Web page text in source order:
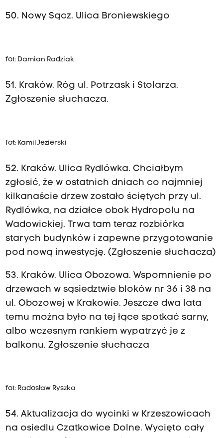
50. Nowy Sącz. Ulica Broniewskiego
fot: Damian Radziak
51. Kraków. Róg ul. Potrzask i Stolarza.
Zgłoszenie słuchacza.
fot: Kamil Jezierski
52. Kraków. Ulica Rydlówka. Chciałbym
zgłosić, że w ostatnich dniach co najmniej
kilkanaście drzew zostało ściętych przy ul.
Rydlówka, na działce obok Hydropolu na
Wadowickiej. Trwa tam teraz rozbiórka
starych budynków i zapewne przygotowanie
pod nową inwestycję. (Zgłoszenie słuchacza)
53. Kraków. Ulica Obozowa. Wspomnienie po
drzewach w sąsiedztwie bloków nr 36 i 38 na
ul. Obozowej w Krakowie. Jeszcze dwa lata
temu można było na tej łące spotkać sarny,
albo wczesnym rankiem wypatrzyć je z
balkonu. Zgłoszenie słuchacza
fot: Radosław Ryszka
54. Aktualizacja do wycinki w Krzeszowicach
na osiedlu Czatkowice Dolne. Wycięto cały